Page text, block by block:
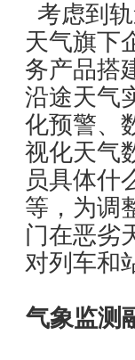
考虑到
天气旗下
务产品搭
沿途天气
化预警、
视化天气
员具体什
等，为调
门在恶劣
对列车和
气象监测